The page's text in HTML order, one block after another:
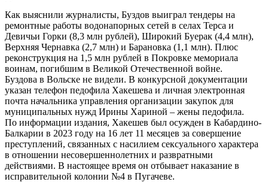
Как выяснили журналисты, Буздов выиграл тендеры на
ремонтные работы водонапорных сетей в селах Терса и
Девичьи Горки (8,3 млн рублей), Широкий Буерак (4,4 млн),
Верхняя Чернавка (2,7 млн) и Барановка (1,1 млн). Плюс
реконструкция на 1,5 млн рублей в Покровке мемориала
воинам, погибшим в Великой Отечественной войне.
Буздова в Вольске не видели. В конкурсной документации
указан телефон педофила Хакешева и личная электронная
почта начальника управления организации закупок для
муниципальных нужд Ирины Хариной – жены педофила.
По информации издания, Хакешев был осужден в Кабардино-
Балкарии в 2023 году на 16 лет 11 месяцев за совершение
преступлений, связанных с насилием сексуального характера
в отношении несовершеннолетних и развратными
действиями. В настоящее время он отбывает наказание в
исправительной колонии №4 в Пугачеве.